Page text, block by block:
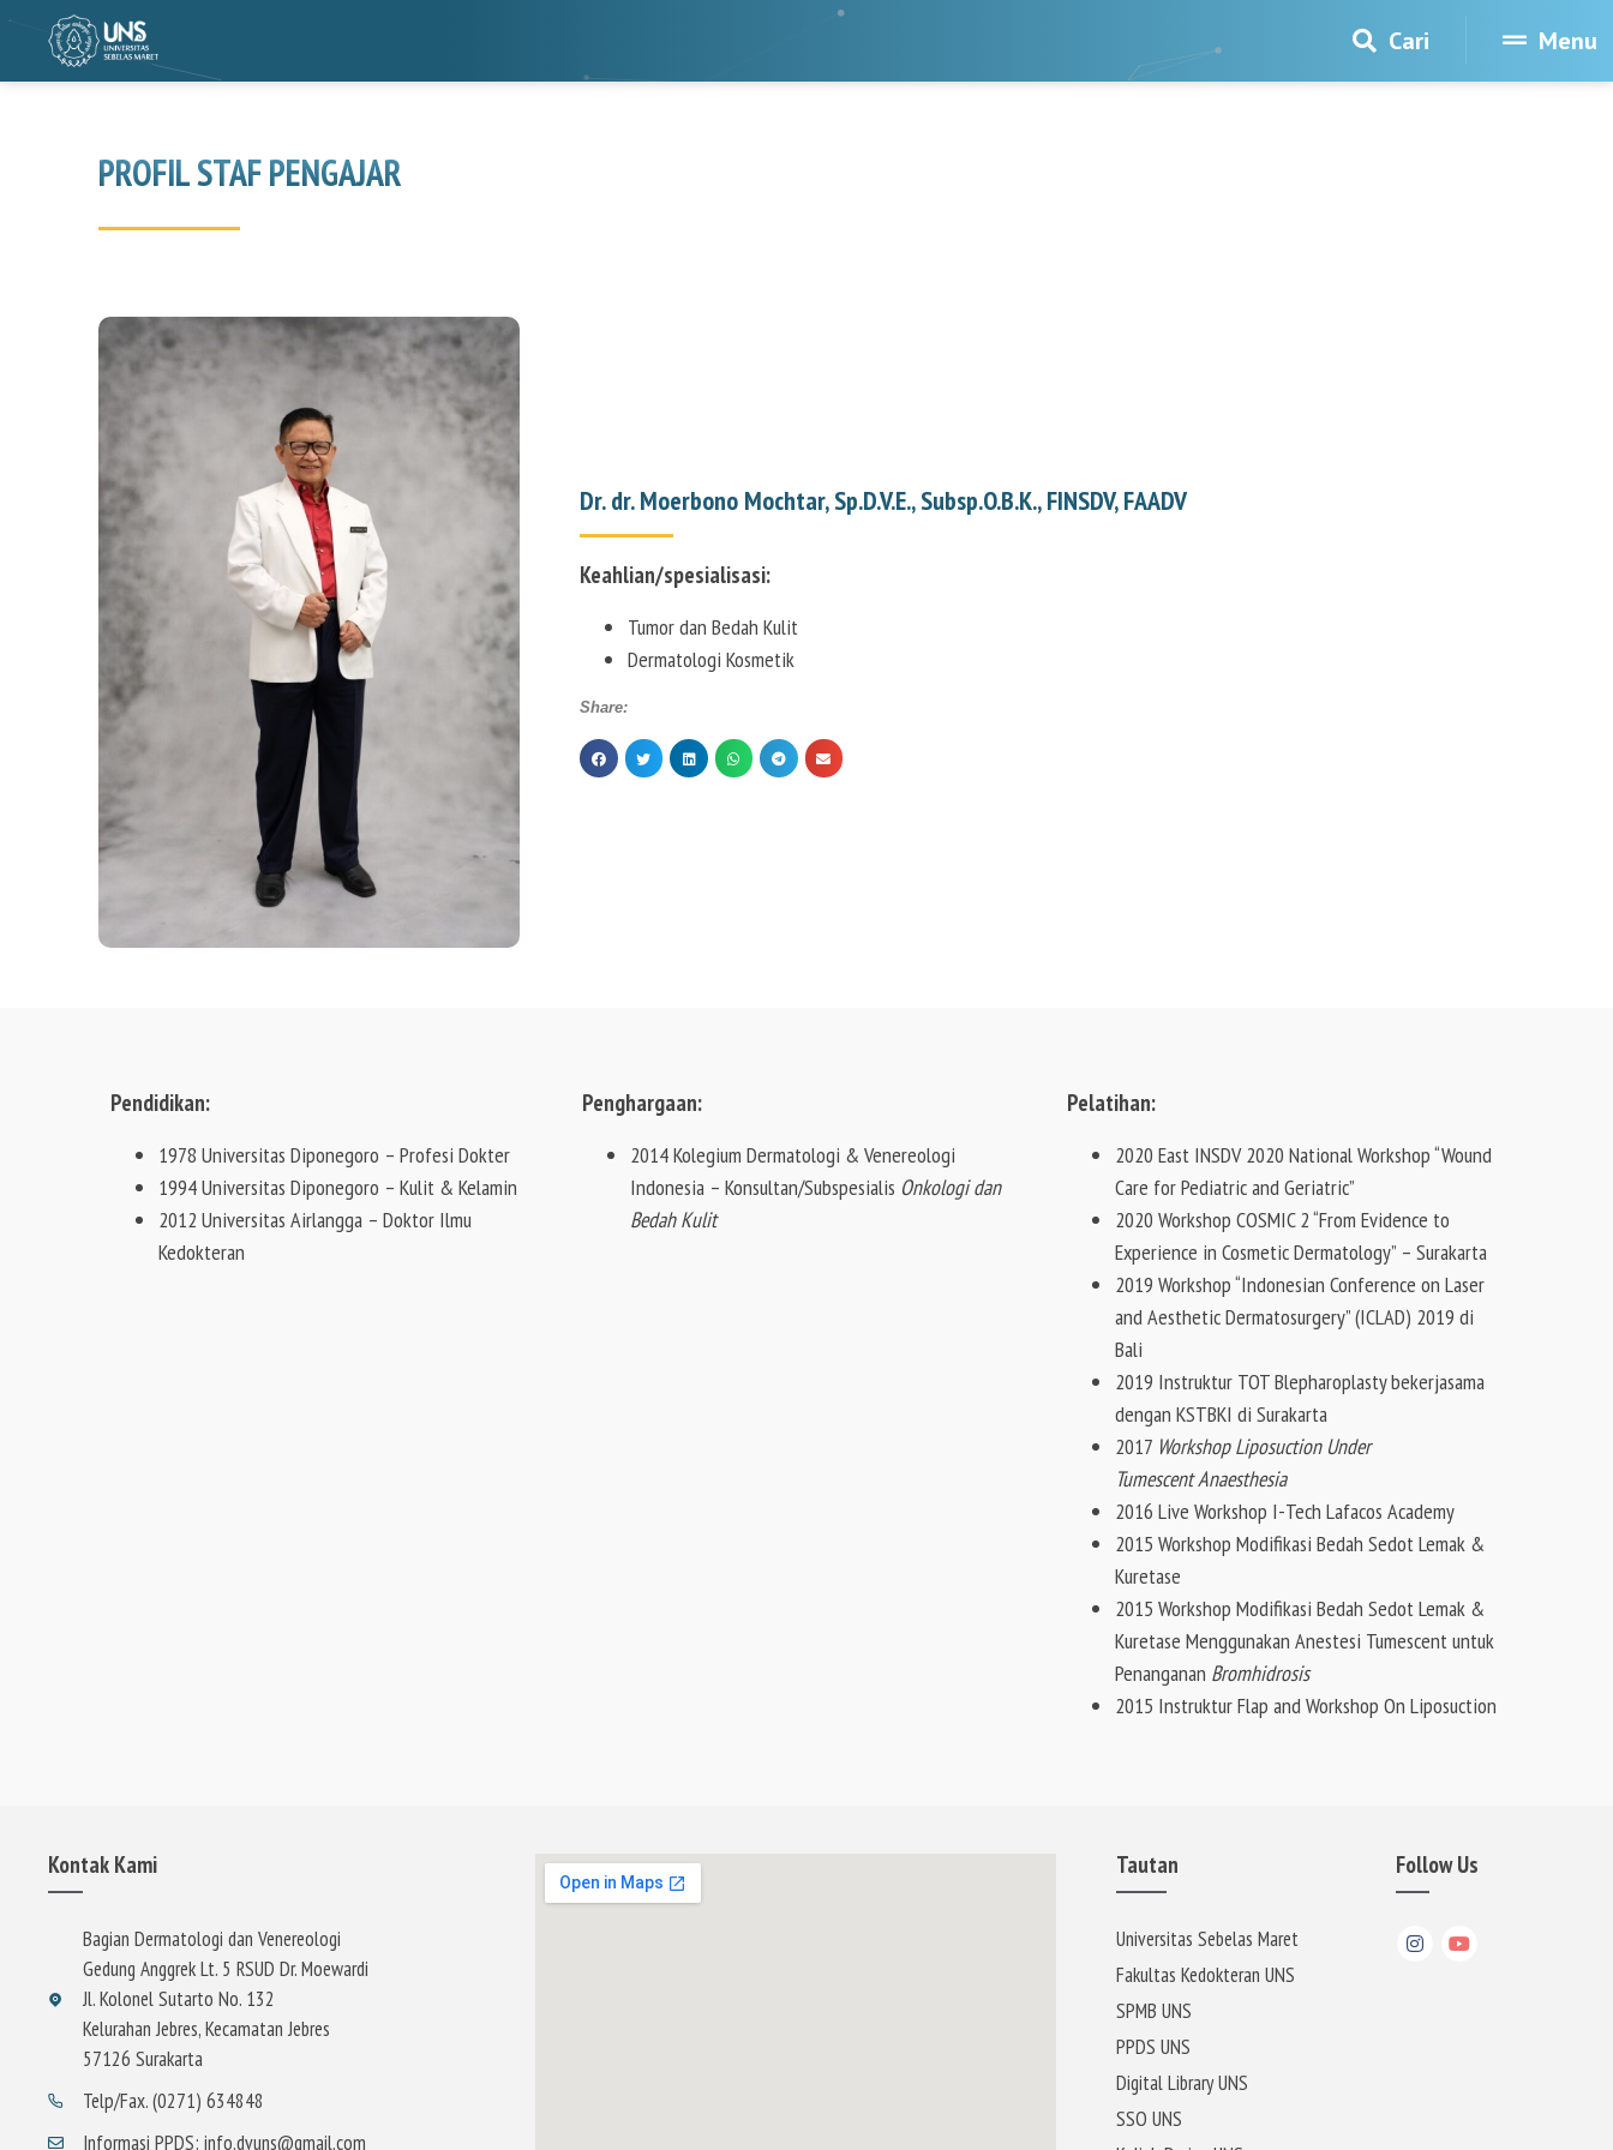
Cari Menu
PROFIL STAF PENGAJAR
Dr. dr. Moerbono Mochtar, Sp.D.V.E., Subsp.O.B.K., FINSDV, FAADV
Keahlian/spesialisasi:
Tumor dan Bedah Kulit
Dermatologi Kosmetik
Share:
Pendidikan:
1978 Universitas Diponegoro – Profesi Dokter
1994 Universitas Diponegoro – Kulit & Kelamin
2012 Universitas Airlangga – Doktor Ilmu
Kedokteran
Penghargaan:
2014 Kolegium Dermatologi & Venereologi
Indonesia – Konsultan/Subspesialis Onkologi dan
Bedah Kulit
Pelatihan:
2020 East INSDV 2020 National Workshop “Wound
Care for Pediatric and Geriatric”
2020 Workshop COSMIC 2 “From Evidence to
Experience in Cosmetic Dermatology” – Surakarta
2019 Workshop “Indonesian Conference on Laser
and Aesthetic Dermatosurgery” (ICLAD) 2019 di
Bali
2019 Instruktur TOT Blepharoplasty bekerjasama
dengan KSTBKI di Surakarta
2017 Workshop Liposuction Under
TumescentAnaesthesia
2016 Live Workshop I-Tech Lafacos Academy
2015 Workshop Modifikasi Bedah Sedot Lemak &
Kuretase
2015 Workshop Modifikasi Bedah Sedot Lemak &
Kuretase Menggunakan Anestesi Tumescent untuk
Penanganan Bromhidrosis
2015 Instruktur Flap and Workshop On Liposuction
Kontak Kami
Bagian Dermatologi dan Venereologi
Gedung Anggrek Lt. 5 RSUD Dr. Moewardi
Jl. Kolonel Sutarto No. 132
Kelurahan Jebres, Kecamatan Jebres
57126 Surakarta
Telp/Fax. (0271) 634848
Informasi PPDS: info.dvuns@gmail.com
Tautan
Universitas Sebelas Maret
Fakultas Kedokteran UNS
SPMB UNS
PPDS UNS
Digital Library UNS
SSO UNS
Follow Us